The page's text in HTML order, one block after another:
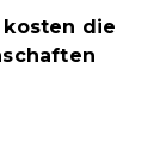
kosten die